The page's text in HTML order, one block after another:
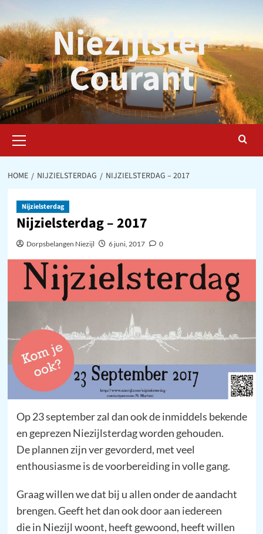
naar
de
inhoud
Niezijlster
Courant
menu
HOME NIJZIELSTERDAG NIJZIELSTERDAG – 2017
Nijzielsterdag
Nijzielsterdag – 2017
Dorpsbelangen Niezijl 6 juni, 2017 0
Op 23 september zal dan ook de inmiddels bekende
en geprezen Niezijlsterdag worden gehouden.
De plannen zijn ver gevorderd, met veel
enthousiasme is de voorbereiding in volle gang.
Graag willen we dat bij u allen onder de aandacht
brengen. Geeft het dan ook door aan iedereen
die in Niezijl woont, heeft gewoond, heeft willen